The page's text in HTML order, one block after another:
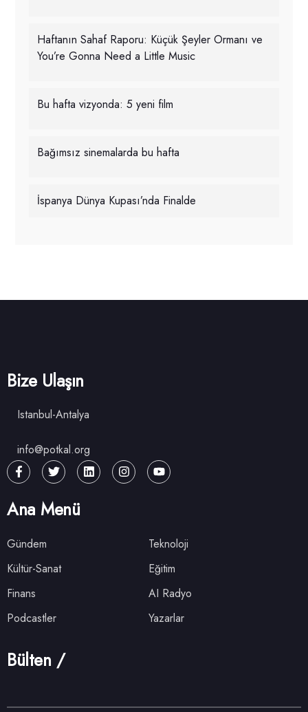
Haftanın Sahaf Raporu: Küçük Şeyler Ormanı ve
You’re Gonna Need a Little Music
Bu hafta vizyonda: 5 yeni film
Bağımsız sinemalarda bu hafta
İspanya Dünya Kupası’nda Finalde
Bize Ulaşın
Istanbul-Antalya
info@potkal.org
Ana Menü
Gündem
Teknoloji
Kültür-Sanat
Eğitim
Finans
AI Radyo
Podcastler
Yazarlar
Bülten /